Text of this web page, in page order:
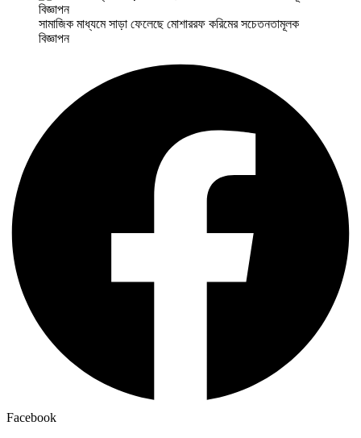
সামাজিক মাধ্যমে সাড়া ফেলেছে মোশাররফ করিমের সচেতনতামূলক
বিজ্ঞাপন
Facebook